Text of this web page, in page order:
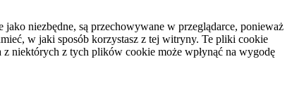
niezbędne, są przechowywane w przeglądarce, ponieważ
w jaki sposób korzystasz z tej witryny. Te pliki cookie
niektórych z tych plików cookie może wpłynąć na wygodę